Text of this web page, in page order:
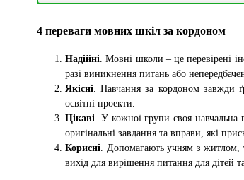
4 переваги мовних шкіл за кордоном
Надійні . Мовні школи – це перевірені
разі виникнення питань або
Якісні . Навчання за кордоном завжди
освітні проекти.
Цікаві . У кожної групи своя
оригінальні завдання та вправи, які
Корисні . Допомагають учням з житлом,
вихід для вирішення питання для дітей